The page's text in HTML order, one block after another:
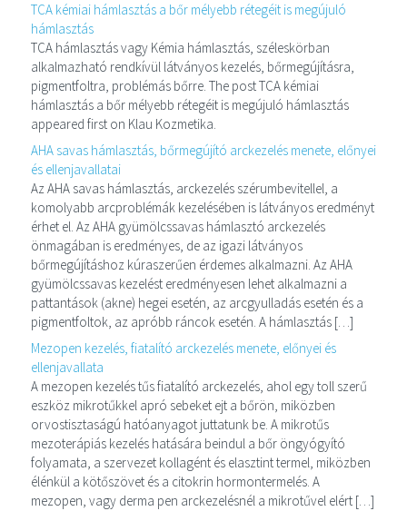
TCA kémiai hámlasztás a bőr mélyebb rétegéit is megújuló
hámlasztás
TCA hámlasztás vagy Kémia hámlasztás, széleskörban
alkalmazható rendkívül látványos kezelés, bőrmegújításra,
pigmentfoltra, problémás bőrre. The post TCA kémiai
hámlasztás a bőr mélyebb rétegéit is megújuló hámlasztás
appeared first on Klau Kozmetika.
AHA savas hámlasztás, bőrmegújító arckezelés menete, előnyei
és ellenjavallatai
Az AHA savas hámlasztás, arckezelés szérumbevitellel, a
komolyabb arcproblémák kezelésében is látványos eredményt
érhet el. Az AHA gyümölcssavas hámlasztó arckezelés
önmagában is eredményes, de az igazi látványos
bőrmegújításhoz kúraszerűen érdemes alkalmazni. Az AHA
gyümölcssavas kezelést eredményesen lehet alkalmazni a
pattantások (akne) hegei esetén, az arcgyulladás esetén és a
pigmentfoltok, az apróbb ráncok esetén. A hámlasztás […]
Mezopen kezelés, fiatalító arckezelés menete, előnyei és
ellenjavallata
A mezopen kezelés tűs fiatalító arckezelés, ahol egy toll szerű
eszköz mikrotűkkel apró sebeket ejt a bőrön, miközben
orvostisztaságú hatóanyagot juttatunk be. A mikrotűs
mezoterápiás kezelés hatására beindul a bőr öngyógyító
folyamata, a szervezet kollagént és elasztint termel, miközben
élénkül a kötőszövet és a citokrin hormontermelés. A
mezopen, vagy derma pen arckezelésnél a mikrotűvel elért […]